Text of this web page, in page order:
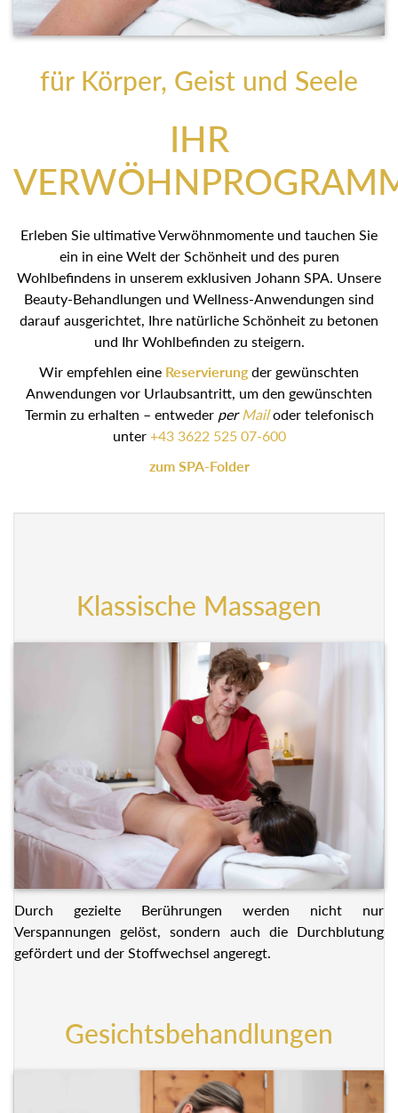
für Körper, Geist und Seele
IHR
Erleben Sie ultimative Verwöhnmomente und tauchen Sie
ein in eine Welt der Schönheit und des puren
Wohlbefindens in unserem exklusiven Johann SPA. Unsere
Beauty-Behandlungen und Wellness-Anwendungen sind
darauf ausgerichtet, Ihre natürliche Schönheit zu betonen
und Ihr Wohlbefinden zu steigern.
Wir empfehlen eine Reservierungder gewünschten
Anwendungen vor Urlaubsantritt, um den gewünschten
Termin zu erhalten – entweder per Mailoder telefonisch
unter +43 3622 525 07-600
zum SPA-Folder
Klassische Massagen
Durch gezielte Berührungen werden nicht nur
Verspannungen gelöst, sondern auch die Durchblutung
gefördert und der Stoffwechsel angeregt.
Gesichtsbehandlungen